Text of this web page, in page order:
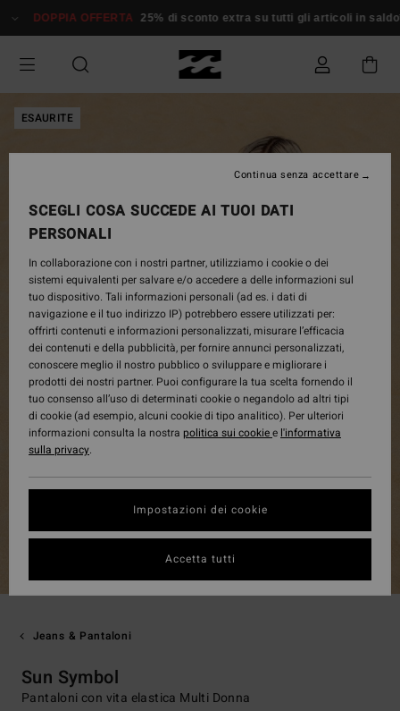
alle
prodotto
DOPPIA OFFERTA 25% di sconto extra su tutti gli articoli in saldo*
ESAURITE
Jeans & Pantaloni
Sun Symbol
Pantaloni con vita elastica Multi Donna
SCEGLI COSA SUCCEDE AI TUOI DATI
PERSONALI
In collaborazione con i nostri partner, utilizziamo i cookie o dei
sistemi equivalenti per salvare e/o accedere a delle informazioni sul
tuo dispositivo. Tali informazioni personali (ad es. i dati di
navigazione e il tuo indirizzo IP) potrebbero essere utilizzati per:
offrirti contenuti e informazioni personalizzati, misurare l’efficacia
dei contenuti e della pubblicità, per fornire annunci personalizzati,
conoscere meglio il nostro pubblico o sviluppare e migliorare i
prodotti dei nostri partner. Puoi configurare la tua scelta fornendo il
tuo consenso all’uso di determinati cookie o negandolo ad altri tipi
di cookie (ad esempio, alcuni cookie di tipo analitico). Per ulteriori
informazioni consulta la nostra politica sui cookiee l'informativa
sulla privacy.
Impostazioni dei cookie
Continua senza accettare
Accetta tutti